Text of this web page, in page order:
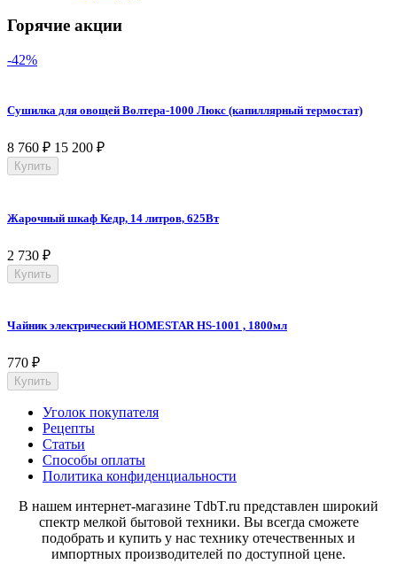
Горячие акции
-42%
Сушилка для овощей Волтера-1000 Люкс (капиллярный термостат)
8 760 ₽ 15 200 ₽
Купить
Жарочный шкаф Кедр, 14 литров, 625Вт
2 730 ₽
Купить
Чайник электрический HOMESTAR HS-1001 , 1800мл
770 ₽
Купить
Уголок покупателя
Рецепты
Статьи
Способы оплаты
Политика конфиденциальности
В нашем интернет-магазине TdbT.ru представлен широкий
спектр мелкой бытовой техники. Вы всегда сможете
подобрать и купить у нас технику отечественных и
импортных производителей по доступной цене.